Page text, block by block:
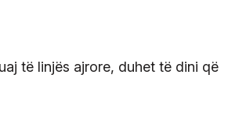
të linjës ajrore, duhet të dini që